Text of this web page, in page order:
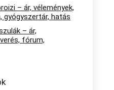
– ár, vélemények,
hatás
– ár,
fórum,